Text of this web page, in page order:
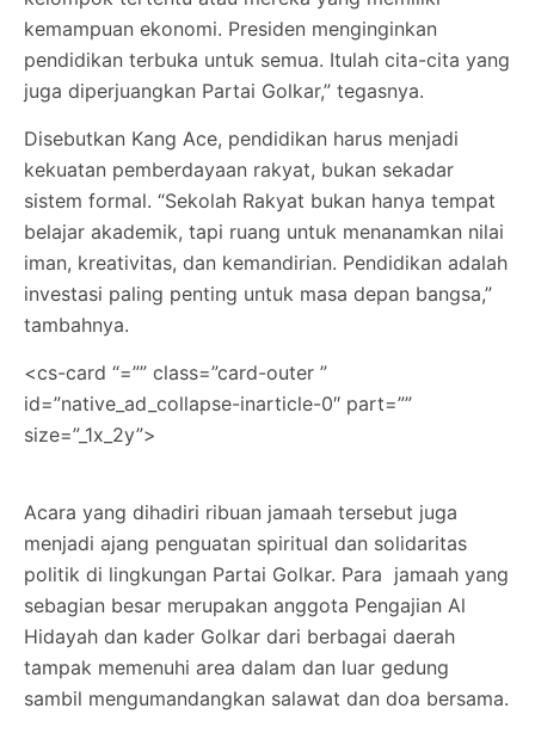
kemampuan ekonomi. Presiden menginginkan
pendidikan terbuka untuk semua. Itulah cita-cita yang
juga diperjuangkan Partai Golkar,” tegasnya.
Disebutkan Kang Ace, pendidikan harus menjadi
kekuatan pemberdayaan rakyat, bukan sekadar
sistem formal. “Sekolah Rakyat bukan hanya tempat
belajar akademik, tapi ruang untuk menanamkan nilai
iman, kreativitas, dan kemandirian. Pendidikan adalah
investasi paling penting untuk masa depan bangsa,”
tambahnya.
<cs-card “=”” class=”card-outer ”
id=”native_ad_collapse-inarticle-0″ part=””
size=”_1x_2y”>
Acara yang dihadiri ribuan jamaah tersebut juga
menjadi ajang penguatan spiritual dan solidaritas
politik di lingkungan Partai Golkar. Para jamaah yang
sebagian besar merupakan anggota Pengajian Al
Hidayah dan kader Golkar dari berbagai daerah
tampak memenuhi area dalam dan luar gedung
sambil mengumandangkan salawat dan doa bersama.